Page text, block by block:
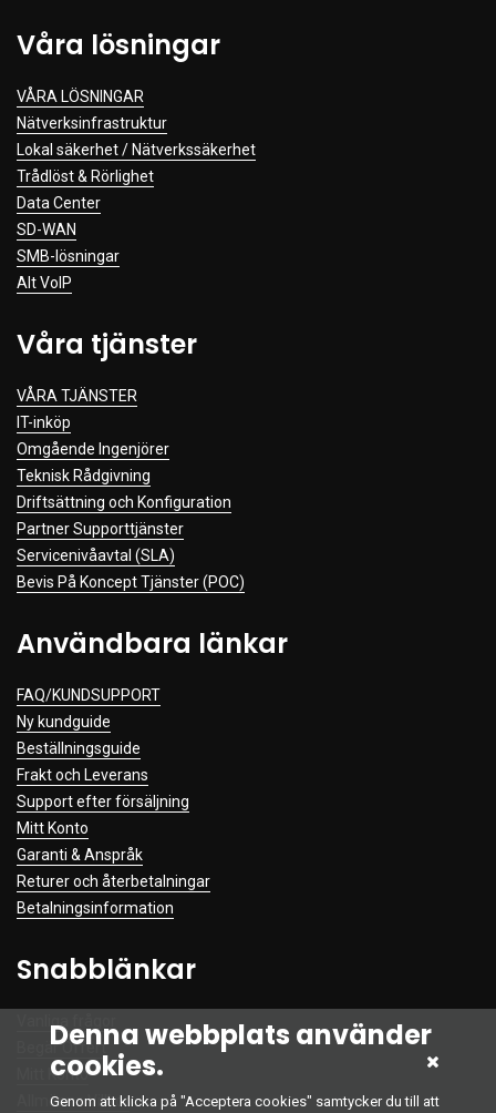
Våra lösningar
VÅRA LÖSNINGAR
Nätverksinfrastruktur
Lokal säkerhet / Nätverkssäkerhet
Trådlöst & Rörlighet
Data Center
SD-WAN
SMB-lösningar
Alt VoIP
Våra tjänster
VÅRA TJÄNSTER
IT-inköp
Omgående Ingenjörer
Teknisk Rådgivning
Driftsättning och Konfiguration
Partner Supporttjänster
Servicenivåavtal (SLA)
Bevis På Koncept Tjänster (POC)
Användbara länkar
FAQ/KUNDSUPPORT
Ny kundguide
Beställningsguide
Frakt och Leverans
Support efter försäljning
Mitt Konto
Garanti & Anspråk
Returer och återbetalningar
Betalningsinformation
Snabblänkar
Begär Offert
Mitt Konto
Allmänna Villkor
Denna webbplats använder
cookies.
Genom att klicka på "Acceptera cookies" samtycker du till att